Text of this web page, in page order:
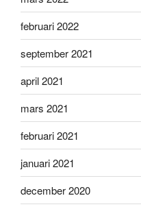
februari 2022
september 2021
april 2021
mars 2021
februari 2021
januari 2021
december 2020